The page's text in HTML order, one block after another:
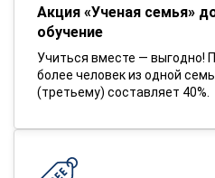
Акция «Ученая семья»
обучение
Учиться вместе — выгодно!
более человек из одной
(третьему) составляет 40%.